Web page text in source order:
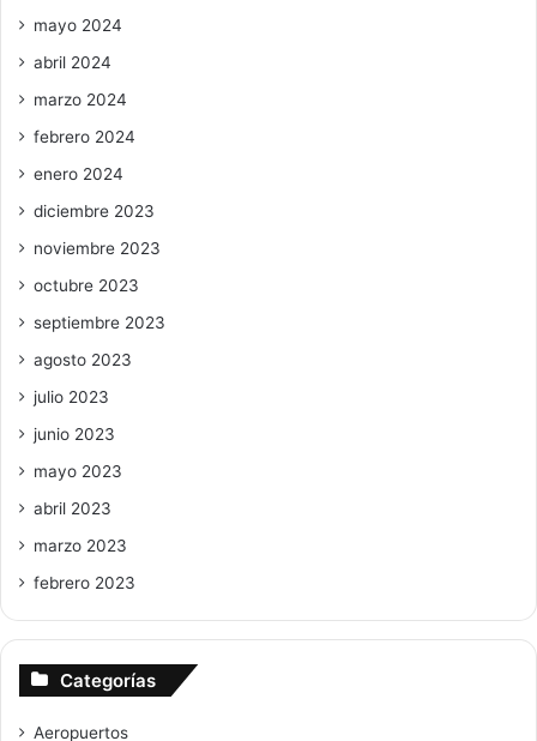
mayo 2024
abril 2024
marzo 2024
febrero 2024
enero 2024
diciembre 2023
noviembre 2023
octubre 2023
septiembre 2023
agosto 2023
julio 2023
junio 2023
mayo 2023
abril 2023
marzo 2023
febrero 2023
Categorías
Aeropuertos